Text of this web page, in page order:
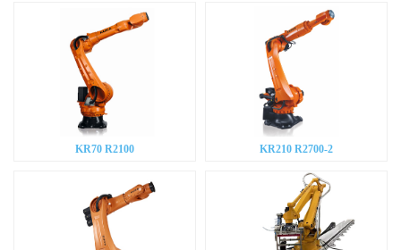
KR70 R2100 KR210 R2700-2